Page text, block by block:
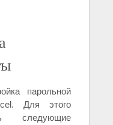
парольной
Для этого
следующие